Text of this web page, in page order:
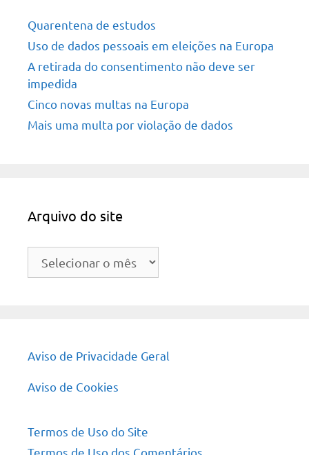
Quarentena de estudos
Uso de dados pessoais em eleições na Europa
A retirada do consentimento não deve ser
impedida
Cinco novas multas na Europa
Mais uma multa por violação de dados
Arquivo do site
Arquivo
Aviso de Privacidade Geral
Aviso de Cookies
Termos de Uso do Site